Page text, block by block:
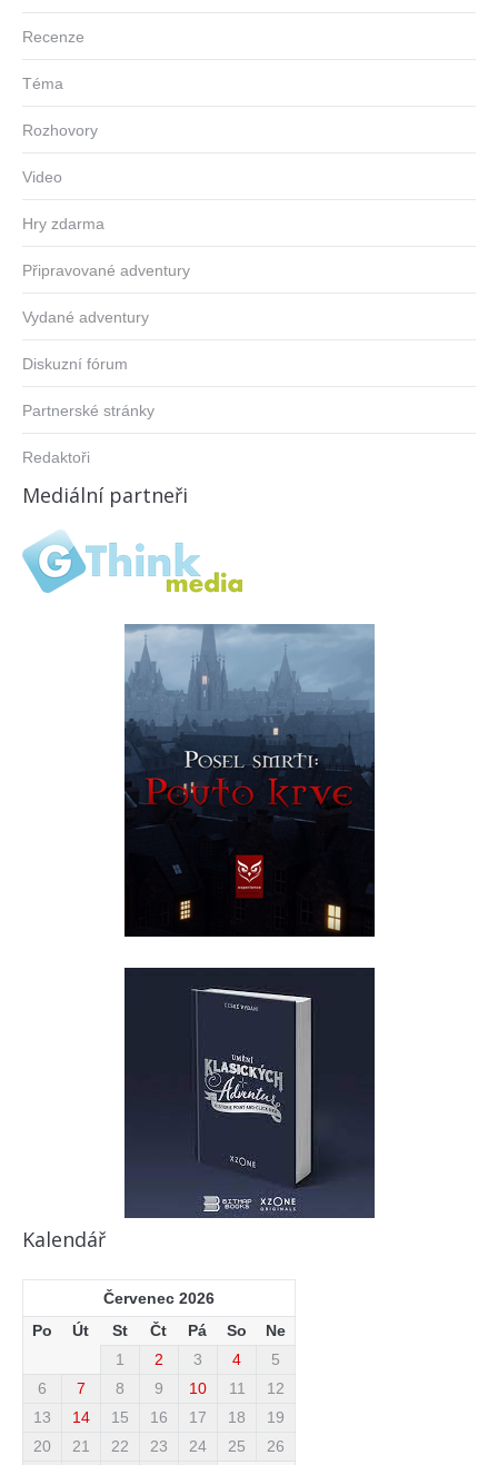
Recenze
Téma
Rozhovory
Video
Hry zdarma
Připravované adventury
Vydané adventury
Diskuzní fórum
Partnerské stránky
Redaktoři
Mediální partneři
Kalendář
Červenec 2026
Po
Út St Čt Pá So Ne
1 2 3 4
5
6
7 8 9 10 11
12
13
14 15 16 17 18
19
20
21 22 23 24 25
26